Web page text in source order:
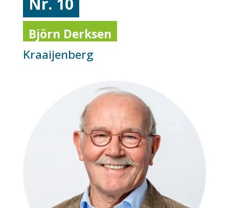
Björn Derksen
Kraaijenberg